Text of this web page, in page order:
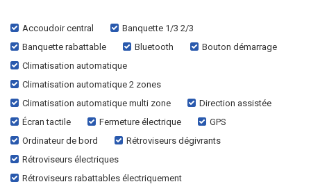
Accoudoir central
Banquette 1/3 2/3
Banquette rabattable
Bluetooth
Bouton démarrage
Climatisation automatique
Climatisation automatique 2 zones
Climatisation automatique multi zone
Direction assistée
Écran tactile
Fermeture électrique
GPS
Ordinateur de bord
Rétroviseurs dégivrants
Rétroviseurs électriques
Rétroviseurs rabattables électriquement